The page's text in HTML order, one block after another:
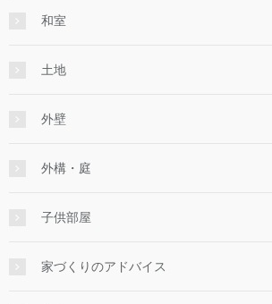
和室
土地
外壁
外構・庭
子供部屋
家づくりのアドバイス